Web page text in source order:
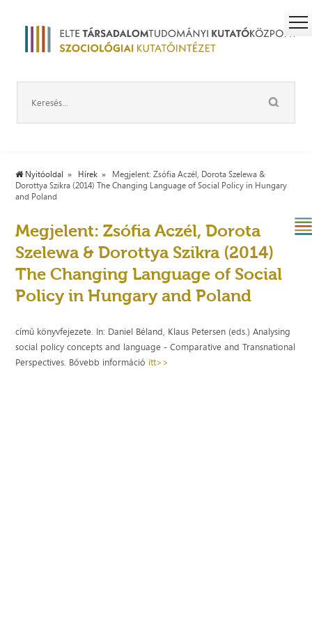
Nyitóoldal Hírek
Megjelent: Zsófia Aczél, Dorota Szelewa &
Dorottya Szikra (2014) The Changing Language of Social Policy in Hungary
and Poland
Megjelent: Zsófia Aczél, Dorota
Szelewa & Dorottya Szikra (2014)
The Changing Language of Social
Policy in Hungary and Poland
című könyvfejezete. In: Daniel Béland, Klaus Petersen (eds.) Analysing
social policy concepts and language - Comparative and Transnational
Perspectives. Bővebb információ itt>>